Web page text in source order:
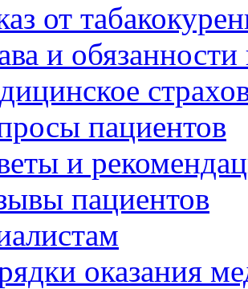
от
и
пациентов
и
пациентов
оказания